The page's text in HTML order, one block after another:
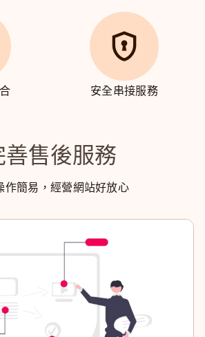
安全串接服務
善售後服務
作簡易，經營網站好放心